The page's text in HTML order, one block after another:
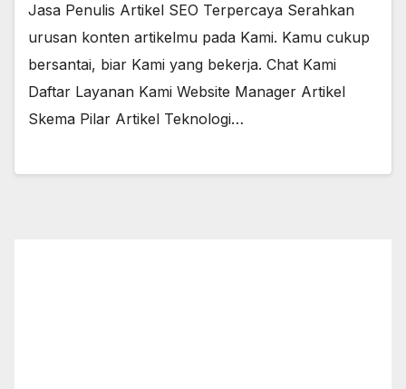
Jasa Penulis Artikel SEO Terpercaya Serahkan
urusan konten artikelmu pada Kami. Kamu cukup
bersantai, biar Kami yang bekerja. Chat Kami
Daftar Layanan Kami Website Manager Artikel
Skema Pilar Artikel Teknologi…